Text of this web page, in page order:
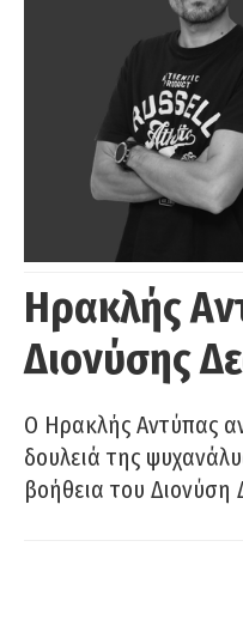
Ηρακλής
Διονύσης
Ο Ηρακλής Αντύπας
δουλειά της
βοήθεια του Διονύση